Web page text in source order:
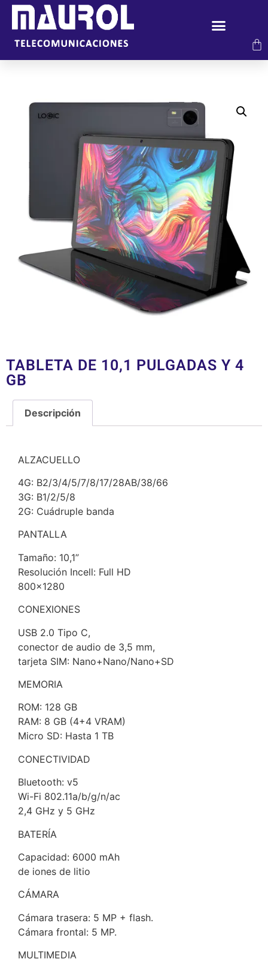
TABLETA DE 10,1 PULGADAS Y 4
GB
Descripción
ALZACUELLO
4G: B2/3/4/5/7/8/17/28AB/38/66
3G: B1/2/5/8
2G: Cuádruple banda
PANTALLA
Tamaño: 10,1”
Resolución Incell: Full HD
800×1280
CONEXIONES
USB 2.0 Tipo C,
conector de audio de 3,5 mm,
tarjeta SIM: Nano+Nano/Nano+SD
MEMORIA
ROM: 128 GB
RAM: 8 GB (4+4 VRAM)
Micro SD: Hasta 1 TB
CONECTIVIDAD
Bluetooth: v5
Wi-Fi 802.11a/b/g/n/ac
2,4 GHz y 5 GHz
BATERÍA
Capacidad: 6000 mAh
de iones de litio
CÁMARA
Cámara trasera: 5 MP + flash.
Cámara frontal: 5 MP.
MULTIMEDIA